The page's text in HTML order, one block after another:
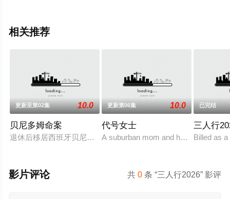
相关推荐
更新至第02集 10.0
贝尼多姆命案
退休后移居西班牙贝尼多姆经营酒吧的英国前刑警，原以为能
更新第06集 10.0
代号女士
A suburban mom and her high school
已完结
三人行
Billed as
共0 条 “三人行2026” 影评
影片评论